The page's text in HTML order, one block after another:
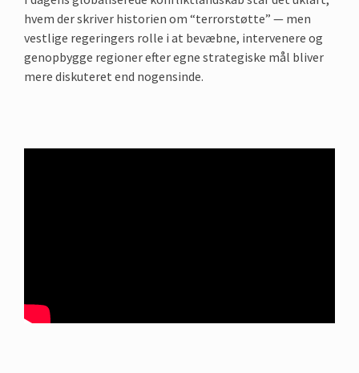
hvem der skriver historien om “terrorstøtte” — men
vestlige regeringers rolle i at bevæbne, intervenere og
genopbygge regioner efter egne strategiske mål bliver
mere diskuteret end nogensinde.